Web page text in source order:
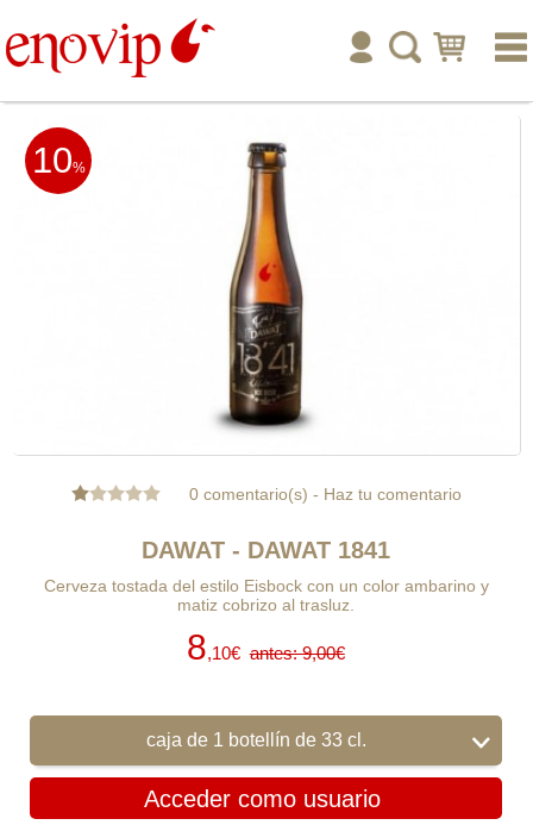
inicio
tienda online
10%
0 comentario(s) - Haz tu comentario
DAWAT - DAWAT 1841
Cerveza tostada del estilo Eisbock con un color ambarino y
matiz cobrizo al trasluz.
8,10€ antes: 9,00€
caja de 1 botellín de 33 cl.
Acceder como usuario